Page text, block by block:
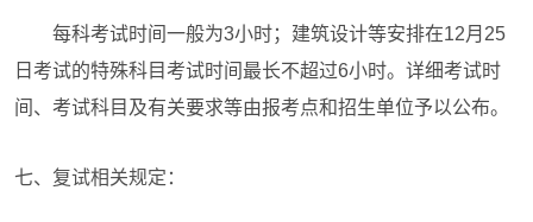
每科考试时间一般为3小时；建筑设计等安排在12月25
日考试的特殊科目考试时间最长不超过6小时。详细考试时
间、考试科目及有关要求等由报考点和招生单位予以公布。
七、复试相关规定：